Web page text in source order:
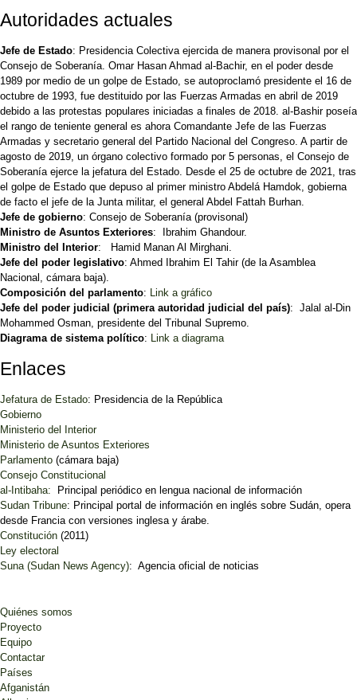
Autoridades actuales
Jefe de Estado: Presidencia Colectiva ejercida de manera provisonal por el
Consejo de Soberanía. Omar Hasan Ahmad al-Bachir, en el poder desde
1989 por medio de un golpe de Estado, se autoproclamó presidente el 16 de
octubre de 1993, fue destituido por las Fuerzas Armadas en abril de 2019
debido a las protestas populares iniciadas a finales de 2018. al-Bashir poseía
el rango de teniente general es ahora Comandante Jefe de las Fuerzas
Armadas y secretario general del Partido Nacional del Congreso. A partir de
agosto de 2019, un órgano colectivo formado por 5 personas, el Consejo de
Soberanía ejerce la jefatura del Estado. Desde el 25 de octubre de 2021, tras
el golpe de Estado que depuso al primer ministro Abdelá Hamdok, gobierna
de facto el jefe de la Junta militar, el general Abdel Fattah Burhan.
Jefe de gobierno: Consejo de Soberanía (provisonal)
Ministro de Asuntos Exteriores: Ibrahim Ghandour.
Ministro del Interior: Hamid Manan Al Mirghani.
Jefe del poder legislativo: Ahmed Ibrahim El Tahir (de la Asamblea
Nacional, cámara baja).
Composición del parlamento: Link a gráfico
Jefe del poder judicial (primera autoridad judicial del país): Jalal al-Din
Mohammed Osman, presidente del Tribunal Supremo.
Diagrama de sistema político: Link a diagrama
Enlaces
Jefatura de Estado: Presidencia de la República
Gobierno
Ministerio del Interior
Ministerio de Asuntos Exteriores
Parlamento (cámara baja)
Consejo Constitucional
al-Intibaha: Principal periódico en lengua nacional de información
Sudan Tribune: Principal portal de información en inglés sobre Sudán, opera
desde Francia con versiones inglesa y árabe.
Constitución (2011)
Ley electoral
Suna (Sudan News Agency): Agencia oficial de noticias
Quiénes somos
Proyecto
Equipo
Contactar
Países
Afganistán